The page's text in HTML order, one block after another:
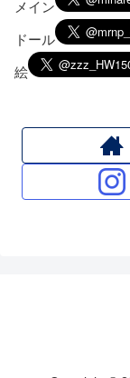
メイン
ドール
絵